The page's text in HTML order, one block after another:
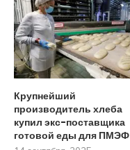
Крупнейший
производитель хлеба
купил экс-поставщика
готовой еды для ПМЭФ